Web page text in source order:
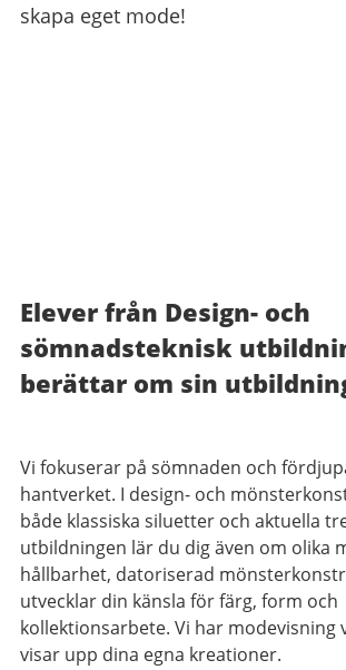
skapa eget mode!
Elever från Design- och
sömnadsteknisk
berättar om sin
Vi fokuserar på sömnaden och
hantverket. I design- och
både klassiska siluetter och aktuella
utbildningen lär du dig även om olika
hållbarhet, datoriserad
utvecklar din känsla för färg, form och
kollektionsarbete. Vi har modevisning
visar upp dina egna kreationer.